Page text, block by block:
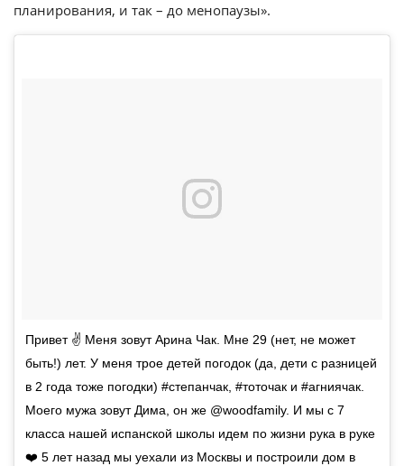
планирования, и так – до менопаузы».
Привет ✌️ Меня зовут Арина Чак. Мне 29 (нет, не может
быть!) лет. У меня трое детей погодок (да, дети с разницей
в 2 года тоже погодки) #степанчак, #тоточак и #агниячак.
Моего мужа зовут Дима, он же @woodfamily. И мы с 7
класса нашей испанской школы идем по жизни рука в руке
❤️ 5 лет назад мы уехали из Москвы и построили дом в